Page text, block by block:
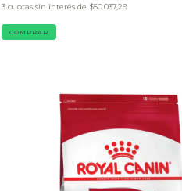
3 cuotas sin interés de $50.037,29
COMPRAR